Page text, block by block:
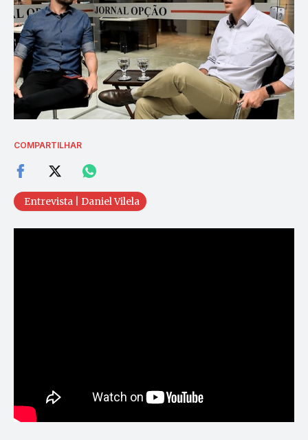
COMPARTILHAR
Entrevista | Daniel Vilela